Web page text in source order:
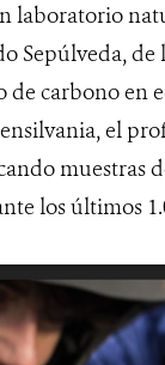
laboratorio
Sepúlveda,
carbono en
el
muestras
los últimos